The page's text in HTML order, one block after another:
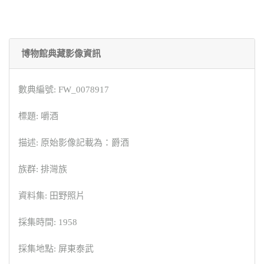
博物館典藏影像資訊
數典編號: FW_0078917
標題: 嚼酒
描述: 原始影像記載為：爵酒
族群: 排灣族
資料集: 田野照片
採集時間: 1958
採集地點: 屏東泰武